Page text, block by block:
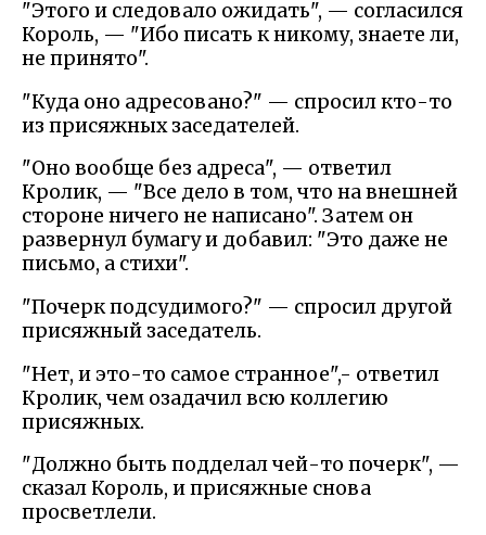
"Этого и следовало ожидать", — согласился
Король, — "Ибо писать к никому, знаете ли,
не принято".
"Куда оно адресовано?" — спросил кто-то
из присяжных заседателей.
"Оно вообще без адреса", — ответил
Кролик, — "Все дело в том, что на внешней
стороне ничего не написано". Затем он
развернул бумагу и добавил: "Это даже не
письмо, а стихи".
"Почерк подсудимого?" — спросил другой
присяжный заседатель.
"Нет, и это-то самое странное",- ответил
Кролик, чем озадачил всю коллегию
присяжных.
"Должно быть подделал чей-то почерк", —
сказал Король, и присяжные снова
просветлели.